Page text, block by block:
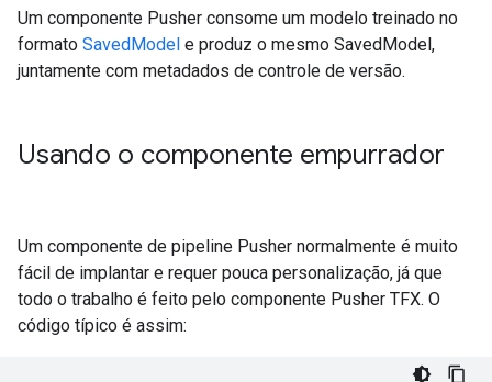
Um componente Pusher consome um modelo treinado no
formato SavedModel e produz o mesmo SavedModel,
juntamente com metadados de controle de versão.
Usando o componente empurrador
Um componente de pipeline Pusher normalmente é muito
fácil de implantar e requer pouca personalização, já que
todo o trabalho é feito pelo componente Pusher TFX. O
código típico é assim: